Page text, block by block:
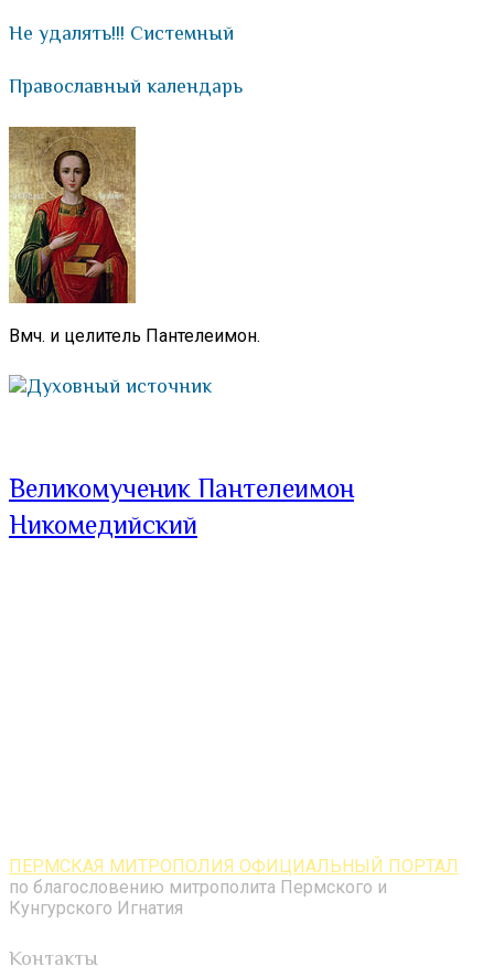
Не удалять!!! Системный
Православный календарь
Вмч. и целитель Пантелеимон.
Духовный источник
Великомученик Пантелеимон
Никомедийский
ПЕРМСКАЯ МИТРОПОЛИЯ ОФИЦИАЛЬНЫЙ ПОРТАЛ
по благословению митрополита Пермского и
Кунгурского Игнатия
Контакты